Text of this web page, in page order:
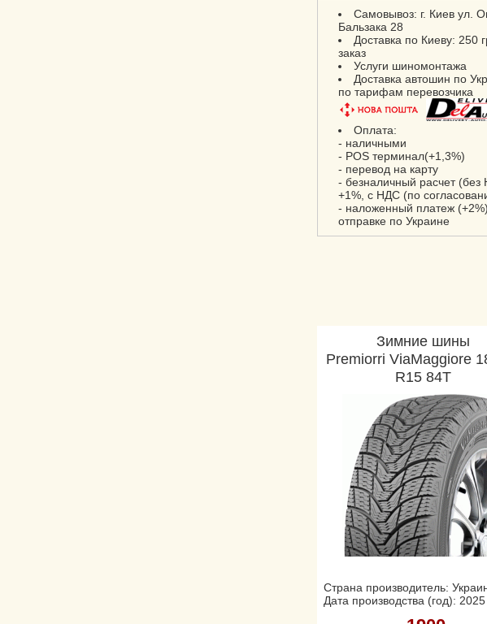
Самовывоз: г. Киев ул.
Бальзака 28
Доставка по Киеву: 250
заказ
Услуги шиномонтажа
Доставка автошин по
по тарифам перевозчика
Оплата:
- наличными
- POS терминал(+1,3%)
- перевод на карту
- безналичный расчет
+1%, с НДС (по
- наложенный платеж
отправке по Украине
Зимние шины
Premiorri ViaMaggiore
R15 84T
Страна производитель:
Дата производства (год): 2025